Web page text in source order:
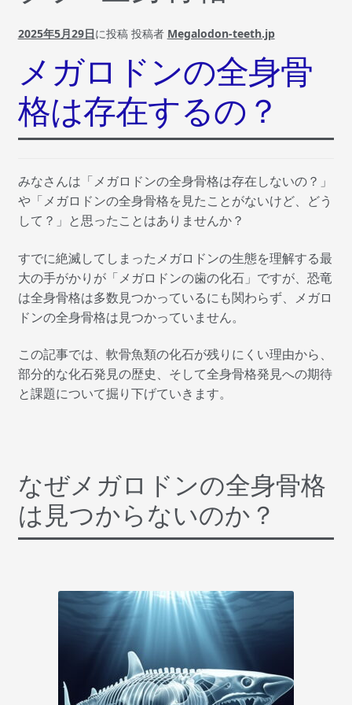
プライバシーポリシー
マイアカウント
支払い
返金および返品ポリシー
2025年5月29日に投稿 投稿者 Megalodon-teeth.jp
メガロドンの全身骨
格は存在するの？
みなさんは「メガロドンの全身骨格は存在しないの？」
や「メガロドンの全身骨格を見たことがないけど、どう
して？」と思ったことはありませんか？
すでに絶滅してしまったメガロドンの生態を理解する最
大の手がかりが「メガロドンの歯の化石」ですが、恐竜
は全身骨格は多数見つかっているにも関わらず、メガロ
ドンの全身骨格は見つかっていません。
この記事では、軟骨魚類の化石が残りにくい理由から、
部分的な化石発見の歴史、そして全身骨格発見への期待
と課題について掘り下げていきます。
なぜメガロドンの全身骨格
は見つからないのか？